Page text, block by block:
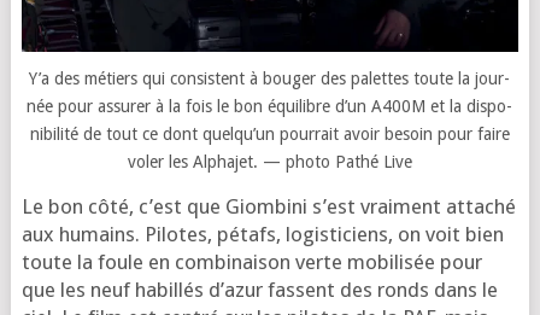
Y’a des métiers qui consistent à bou­ger des palettes toute la jour­
née pour assu­rer à la fois le bon équi­libre d’un A400M et la dis­po­
ni­bi­li­té de tout ce dont quel­qu’un pour­rait avoir besoin pour faire
voler les Alphajet. — pho­to Pathé Live
Le bon côté, c’est que Giombini s’est vrai­ment atta­ché
aux humains. Pilotes, pétafs, logis­ti­ciens, on voit bien
toute la foule en com­bi­nai­son verte mobi­li­sée pour
que les neuf habillés d’a­zur fassent des ronds dans le